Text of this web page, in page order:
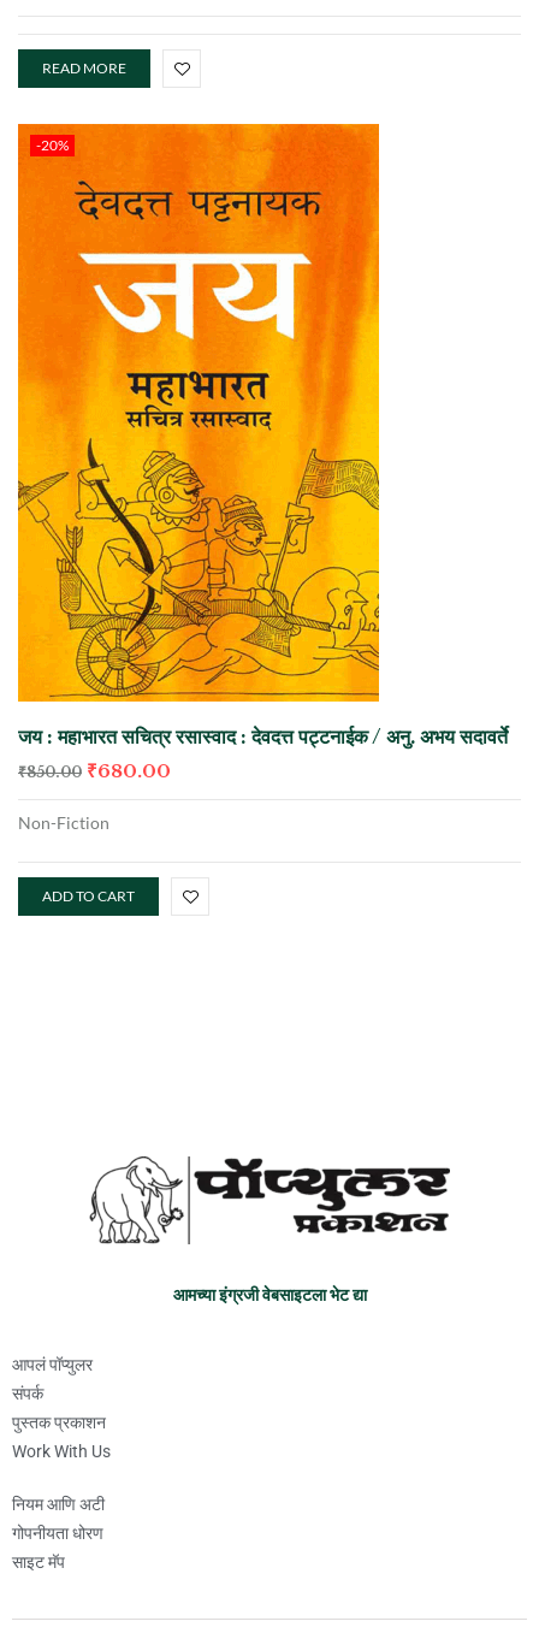
READ MORE
-20%
जय : महाभारत सचित्र रसास्वाद : देवदत्त पट्टनाईक / अनु. अभय सदावर्ते
₹850.00 ₹680.00
Non-Fiction
ADD TO CART
आमच्या इंग्रजी वेबसाइटला भेट द्या
आपलं पॉप्युलर
संपर्क
पुस्तक प्रकाशन
Work With Us
नियम आणि अटी
गोपनीयता धोरण
साइट मॅप